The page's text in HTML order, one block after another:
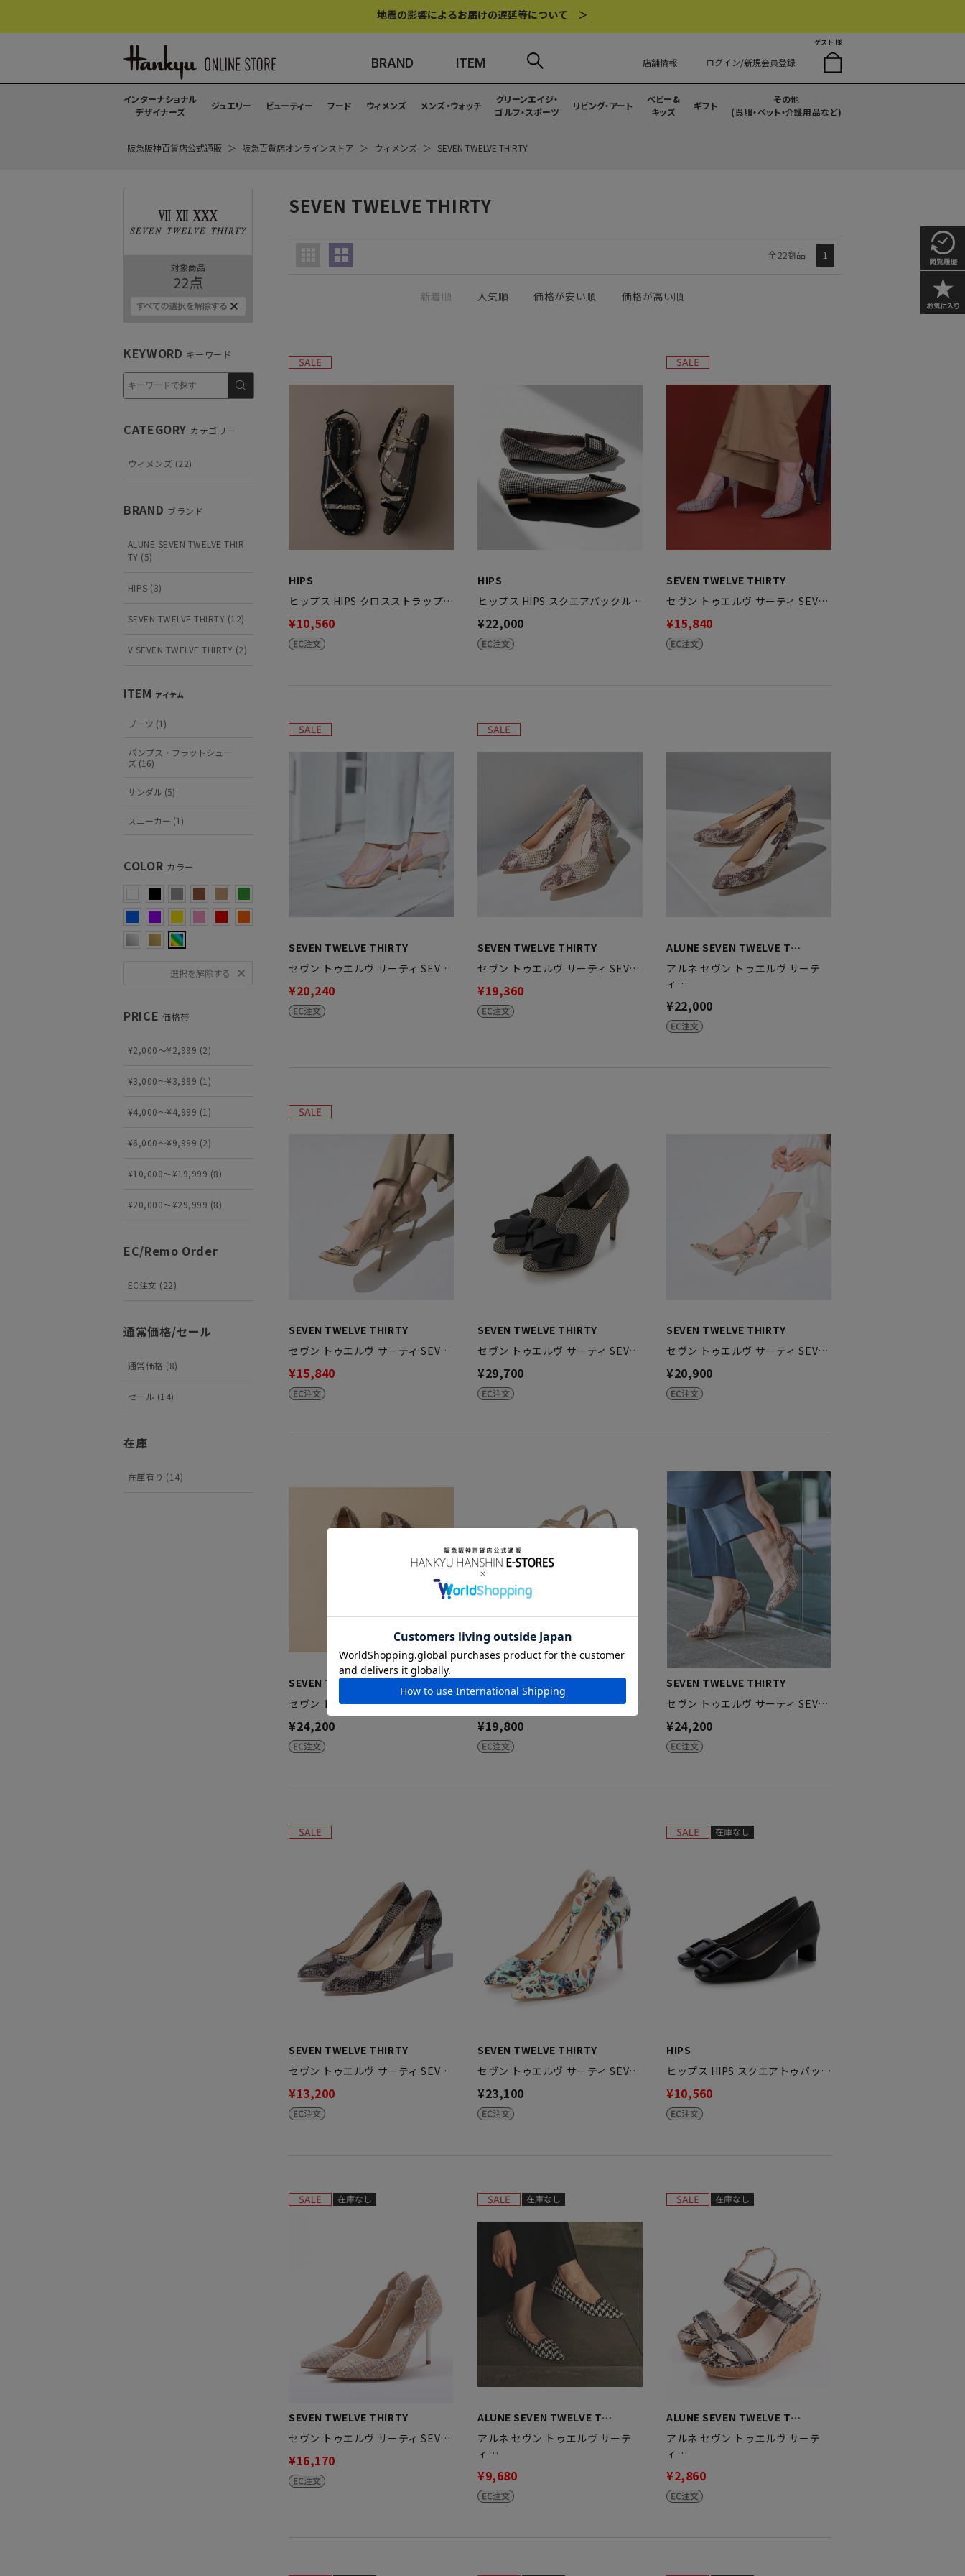
地震の影響によるお届けの遅延等について ＞
ゲスト 様
BRAND ITEM 店舗情報 ログイン/新規会員登録
インターナショナル
デザイナーズ
ジュエリー ビューティー フード ウィメンズ メンズ・ウォッチ
グリーンエイジ・
ゴルフ・スポーツ
リビング・アート
ベビー&
キッズ
ギフト
その他
(呉服・ペット・介護用品など)
阪急阪神百貨店公式通販 阪急百貨店オンラインストア ウィメンズ SEVEN TWELVE THIRTY
対象商品
22点
KEYWORD キーワード
CATEGORY カテゴリー
ウィメンズ (22)
BRAND ブランド
ALUNE SEVEN TWELVE THIR
TY (5)
HIPS (3)
SEVEN TWELVE THIRTY (12)
V SEVEN TWELVE THIRTY (2)
ITEM アイテム
ブーツ (1)
パンプス・フラットシュー
ズ (16)
サンダル (5)
スニーカー (1)
COLOR カラー
選択を解除する
PRICE 価格帯
¥2,000～¥2,999 (2)
¥3,000～¥3,999 (1)
¥4,000～¥4,999 (1)
¥6,000～¥9,999 (2)
¥10,000～¥19,999 (8)
¥20,000～¥29,999 (8)
EC/Remo Order
EC注文 (22)
通常価格/セール
通常価格 (8)
セール (14)
在庫
在庫有り (14)
SEVEN TWELVE THIRTY
全22商品 1
新着順 人気順 価格が安い順 価格が高い順
HIPS
ヒップス HIPS クロスストラップ…
¥10,560
HIPS
ヒップス HIPS スクエアバックル…
¥22,000
SEVEN TWELVE THIRTY
セヴン トゥエルヴ サーティ SEV…
¥15,840
SEVEN TWELVE THIRTY
セヴン トゥエルヴ サーティ SEV…
¥20,240
SEVEN TWELVE THIRTY
セヴン トゥエルヴ サーティ SEV…
¥19,360
ALUNE SEVEN TWELVE T…
アルネ セヴン トゥエルヴ サーテ
ィ…
¥22,000
SEVEN TWELVE THIRTY
セヴン トゥエルヴ サーティ SEV…
¥15,840
SEVEN TWELVE THIRTY
セヴン トゥエルヴ サーティ SEV…
¥29,700
SEVEN TWELVE THIRTY
セヴン トゥエルヴ サーティ SEV…
¥20,900
SEVEN TWELVE THIRTY
セヴン トゥエルヴ サーティ SEV…
¥24,200
SEVEN TWELVE THIRTY
セヴン トゥエルヴ サーティ SEV…
¥19,800
SEVEN TWELVE THIRTY
セヴン トゥエルヴ サーティ SEV…
¥24,200
SEVEN TWELVE THIRTY
セヴン トゥエルヴ サーティ SEV…
¥13,200
SEVEN TWELVE THIRTY
セヴン トゥエルヴ サーティ SEV…
¥23,100
HIPS
ヒップス HIPS スクエアトゥバッ…
¥10,560
SEVEN TWELVE THIRTY
セヴン トゥエルヴ サーティ SEV…
¥16,170
ALUNE SEVEN TWELVE T…
アルネ セヴン トゥエルヴ サーテ
ィ…
¥9,680
ALUNE SEVEN TWELVE T…
アルネ セヴン トゥエルヴ サーテ
ィ…
¥2,860